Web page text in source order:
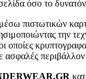
όσο το
πιστωτικών
την
οποίες
ασφαλές